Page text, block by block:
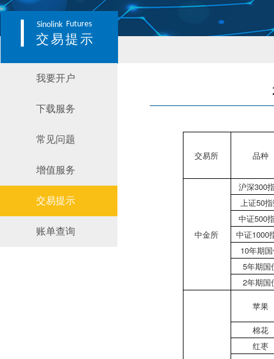
Sinolink Futures
交易提示
我要开户
下载服务
常见问题
增值服务
交易提示
账单查询
交易所 品种
中金所
沪深300
上证50
中证500
中证1000
10年期
5年期国
2年期国
苹果
棉花
红枣